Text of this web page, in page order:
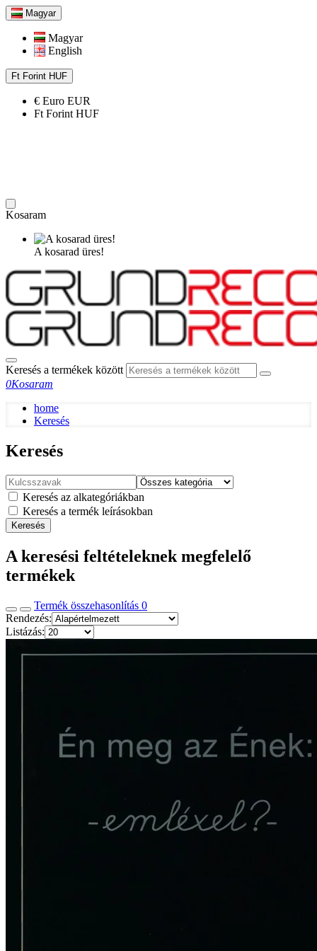
Magyar
Magyar
English
Ft Forint HUF
€ Euro EUR
Ft Forint HUF
Kosaram
A kosarad üres!
Keresés a termékek között
0Kosaram
home
Keresés
Keresés
Keresés az alkategóriákban
Keresés a termék leírásokban
Keresés
A keresési feltételeknek megfelelő
termékek
Termék összehasonlítás 0
Rendezés:
Listázás: